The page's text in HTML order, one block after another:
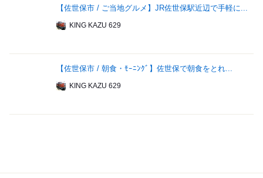
【佐世保市 / ご当地グルメ】JR佐世保駅近辺で手軽に...
KING KAZU 629
【佐世保市 / 朝食・ﾓｰﾆﾝｸﾞ】佐世保で朝食をとれ...
KING KAZU 629